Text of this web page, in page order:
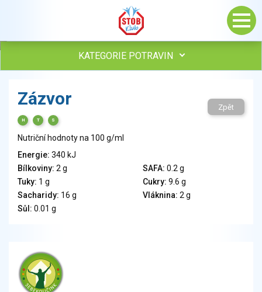
KATEGORIE POTRAVIN
Vejce
Mléko
Veganské a vegetariánské výrobky
Tuky
Obiloviny, mouka, cereální výrobky
Chléb, pečivo, křehké chleby, pufované výrobky
Ořechy, semena
Zelenina
Brambory, luštěniny, houby
Zázvor
H T S
Zpět
Nutriční hodnoty na 100 g/ml
Energie: 340 kJ
Bílkoviny: 2 g SAFA: 0.2 g
Tuky: 1 g Cukry: 9.6 g
Sacharidy: 16 g Vláknina: 2 g
Sůl: 0.01 g